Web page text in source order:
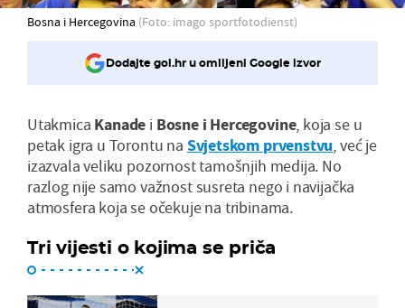
Bosna i Hercegovina (Foto: imago sportfotodienst)
Dodajte gol.hr u omiljeni Google izvor
Utakmica Kanade i Bosne i Hercegovine, koja se u
petak igra u Torontu na Svjetskom prvenstvu, već je
izazvala veliku pozornost tamošnjih medija. No
razlog nije samo važnost susreta nego i navijačka
atmosfera koja se očekuje na tribinama.
Tri vijesti o kojima se priča